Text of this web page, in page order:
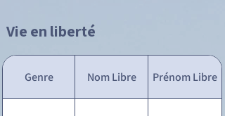
Vie en liberté
Genre Nom Libre Prénom Libre